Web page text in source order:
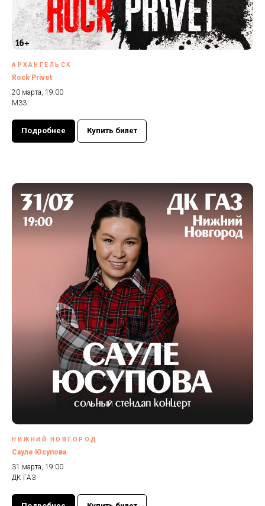
АРХАНГЕЛЬСК
Rock Privet
20 марта, 19:00
М33
Подробнее Купить билет
НИЖНИЙ НОВГОРОД
Сауле Юсупова
31 марта, 19:00
ДК ГАЗ